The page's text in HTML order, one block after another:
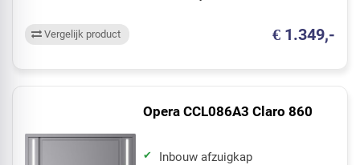
€ 1.349,-
Vergelijk product
Opera CCL086A3 Claro 860
Inbouw afzuigkap